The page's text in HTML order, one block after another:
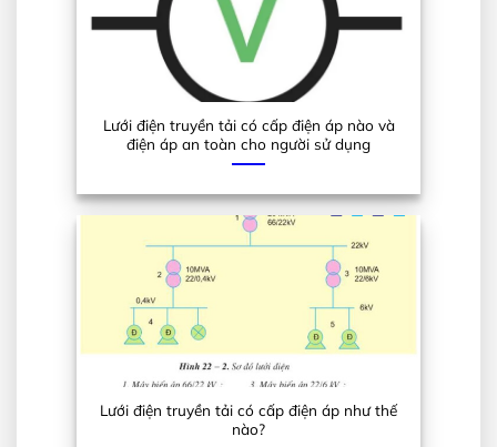
Lưới điện truyền tải có cấp điện áp nào và
điện áp an toàn cho người sử dụng
Lưới điện truyền tải có cấp điện áp như thế
nào?